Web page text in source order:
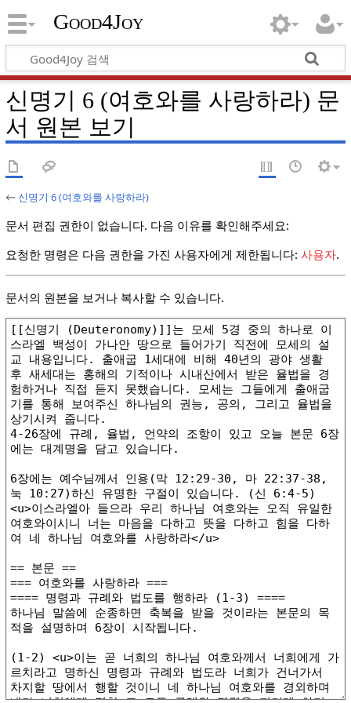
Good4Joy
신명기 6 (여호와를 사랑하라) 문
서 원본 보기
← 신명기 6 (여호와를 사랑하라)
문서 편집 권한이 없습니다. 다음 이유를 확인해주세요:
요청한 명령은 다음 권한을 가진 사용자에게 제한됩니다: 사용자.
문서의 원본을 보거나 복사할 수 있습니다.